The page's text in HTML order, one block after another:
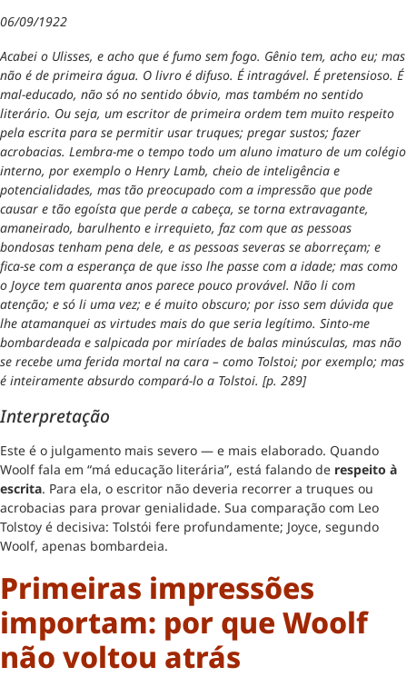
06/09/1922
Acabei o Ulisses, e acho que é fumo sem fogo. Gênio tem, acho eu; mas
não é de primeira água. O livro é difuso. É intragável. É pretensioso. É
mal-educado, não só no sentido óbvio, mas também no sentido
literário. Ou seja, um escritor de primeira ordem tem muito respeito
pela escrita para se permitir usar truques; pregar sustos; fazer
acrobacias. Lembra-me o tempo todo um aluno imaturo de um colégio
interno, por exemplo o Henry Lamb, cheio de inteligência e
potencialidades, mas tão preocupado com a impressão que pode
causar e tão egoísta que perde a cabeça, se torna extravagante,
amaneirado, barulhento e irrequieto, faz com que as pessoas
bondosas tenham pena dele, e as pessoas severas se aborreçam; e
fica-se com a esperança de que isso lhe passe com a idade; mas como
o Joyce tem quarenta anos parece pouco provável. Não li com
atenção; e só li uma vez; e é muito obscuro; por isso sem dúvida que
lhe atamanquei as virtudes mais do que seria legítimo. Sinto-me
bombardeada e salpicada por miríades de balas minúsculas, mas não
se recebe uma ferida mortal na cara – como Tolstoi; por exemplo; mas
é inteiramente absurdo compará-lo a Tolstoi. [p. 289]
Interpretação
Este é o julgamento mais severo — e mais elaborado. Quando
Woolf fala em “má educação literária”, está falando de respeito à
escrita. Para ela, o escritor não deveria recorrer a truques ou
acrobacias para provar genialidade. Sua comparação com Leo
Tolstoy é decisiva: Tolstói fere profundamente; Joyce, segundo
Woolf, apenas bombardeia.
Primeiras impressões
importam: por que Woolf
não voltou atrás